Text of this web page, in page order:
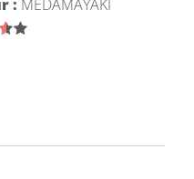
: MEDAMAYAKI